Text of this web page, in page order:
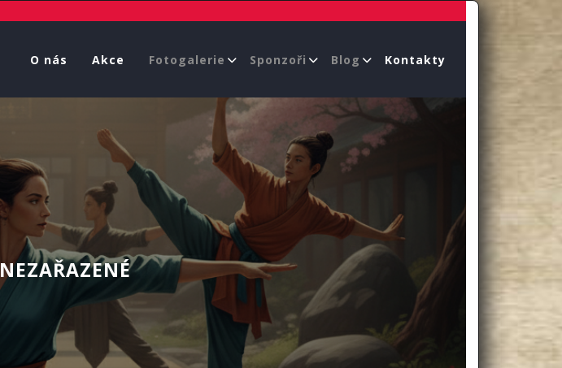
O nás Akce Fotogalerie Sponzoři Blog Kontakty
NEZAŘAZENÉ